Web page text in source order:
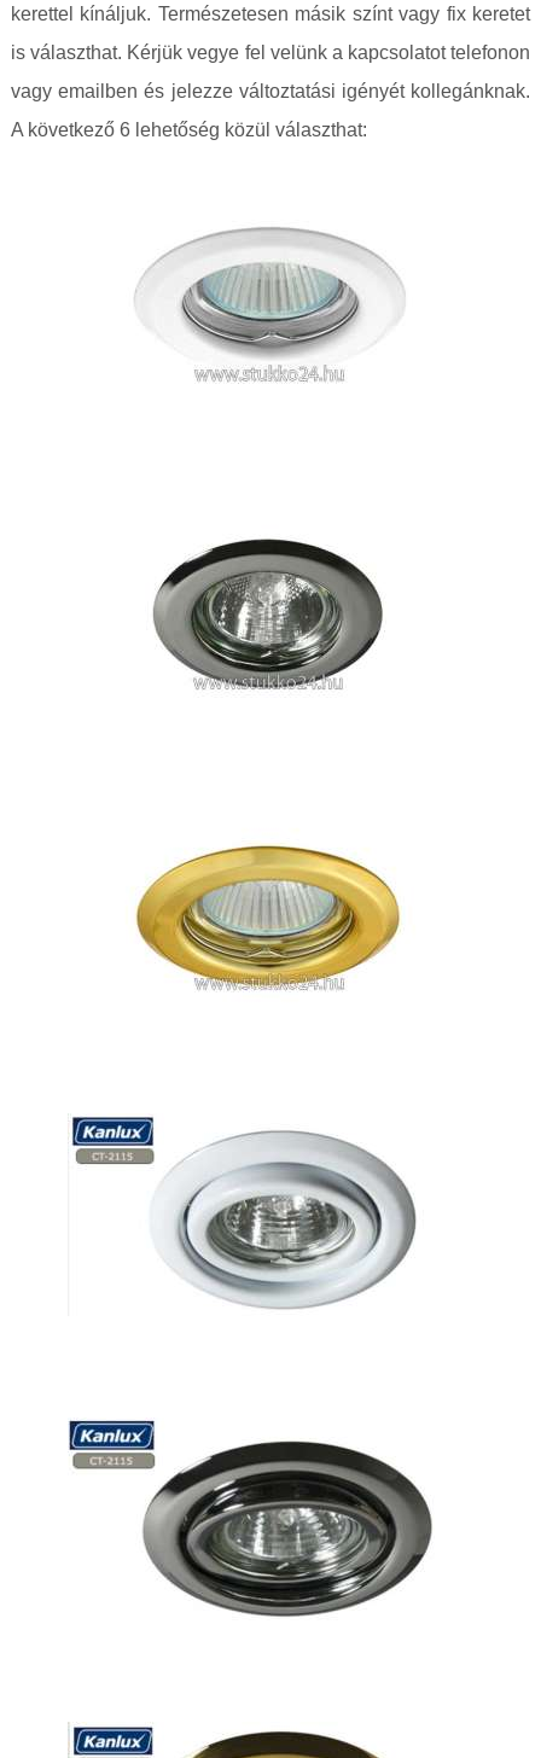
kerettel kínáljuk. Természetesen másik színt vagy fix keretet
is választhat. Kérjük vegye fel velünk a kapcsolatot telefonon
vagy emailben és jelezze változtatási igényét kollegánknak.
A következő 6 lehetőség közül választhat: